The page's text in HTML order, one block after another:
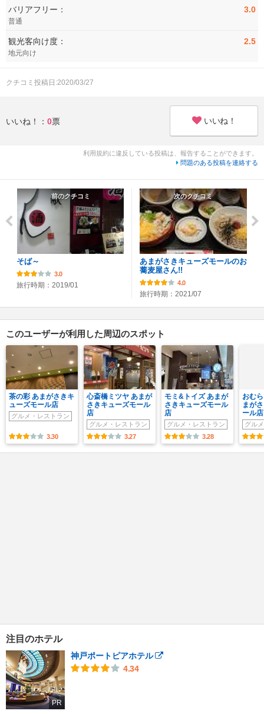
バリアフリー： 3.0
普通
観光客向け度： 2.5
地元向け
クチコミ投稿日:2020/03/27
いいね！： 0票 いいね！
利用規約に違反している投稿は、報告することができます。
問題のある投稿を連絡する
前のクチコミ
そば～
3.0
旅行時期：2019/01
次のクチコミ
あまがさきキューズモールのお
蕎麦屋さん!!
4.0
旅行時期：2021/07
このユーザーが利用した周辺のスポット
茶の彩 あまがさきキ
ューズモール店
グルメ・レストラン
3.30
心斎橋ミツヤ あまが
さきキューズモール
店
グルメ・レストラン
3.27
モミ&トイズ あまが
さきキューズモール
店
グルメ・レストラン
3.28
おむ
まが
ール店
グル
注目のホテル
PR
神戸ポートピアホテル
4.34